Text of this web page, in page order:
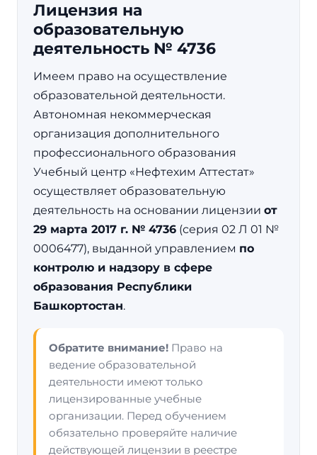
Лицензия на
образовательную
деятельность № 4736
Имеем право на осуществление
образовательной деятельности.
Автономная некоммерческая
организация дополнительного
профессионального образования
Учебный центр «Нефтехим Аттестат»
осуществляет образовательную
деятельность на основании лицензии от
29 марта 2017 г. № 4736 (серия 02 Л 01 №
0006477), выданной управлением по
контролю и надзору в сфере
образования Республики
Башкортостан.
Обратите внимание! Право на
ведение образовательной
деятельности имеют только
лицензированные учебные
организации. Перед обучением
обязательно проверяйте наличие
действующей лицензии в реестре